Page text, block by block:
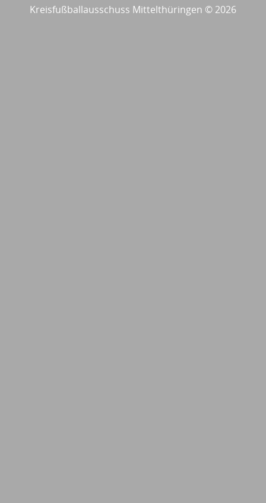
Kreisfußballausschuss Mittelthüringen © 2026